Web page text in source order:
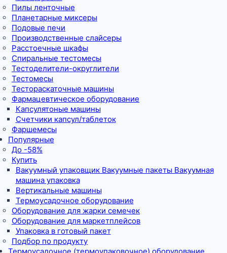
Пилы ленточные
Планетарные миксеры
Подовые печи
Производственные слайсеры
Расстоечные шкафы
Спиральные тестомесы
Тестоделители-округлители
Тестомесы
Тестораскаточные машины
Фармацевтическое оборудование
Капсулятоные машины
Счетчики капсул/таблеток
Фаршемесы
Популярные
До -58%
Купить
Вакуумный упаковщик Вакуумные пакеты Вакуумная
машина упаковка
Вертикальные машины
Термоусадочное оборудование
Оборудование для жарки семечек
Оборудование для маркетплейсов
Упаковка в готовый пакет
Подбор по продукту